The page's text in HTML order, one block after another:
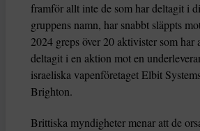
framför allt inte de som har deltagit i
gruppens namn, har snabbt släppts
2024 greps över 20 aktivister som har
deltagit i en aktion mot en
israeliska vapenföretaget Elbit
Brighton.
Brittiska myndigheter menar att de